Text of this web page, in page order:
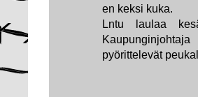
en keksi kuka.
Lntu laulaa
pyörittelevät